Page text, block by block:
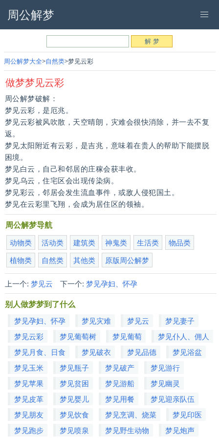
周公解梦
周公解梦大全 自然类 梦见云彩
做梦梦见云彩
周公解梦破解：
梦见云彩，是厄兆。
梦见云彩被风吹散，天空晴朗，灾难会很快消除，并一去不复
返。
梦见太阳附近有云彩，是吉兆，意味着在贵人的帮助下能摆脱
困境。
梦见白云，自己和邻居的庄稼会获丰收。
梦见乌云，住宅区会出现传染病。
梦见彩云，邻居会发生流血事件，或敌人侵犯国土。
梦见在云彩里飞翔，会成为居住区的领袖。
周公解梦导航
动物类 活动类 建筑类 神鬼类 生活类
物品类
植物类
自然类 其他类 原版周公解梦
上一个: 梦见云 下一个: 梦见孕妇、怀孕
别人做梦梦到了什么
梦见孕妇、怀孕 梦见灾难 梦见云
梦见妻子
梦见云彩
梦见葡萄树 梦见葡萄
梦见仆人、佣人
梦见月食、日食
梦见破衣 梦见品德
梦见浴盆
梦见玉米
梦见瓶子 梦见破产
梦见游行
梦见苹果
梦见贫困 梦见游船
梦见幽灵
梦见皮革
梦见婴儿 梦见用餐
梦见迎亲队伍
梦见朋友
梦见饮食 梦见烹调、烧菜
梦见印医
梦见跑步
梦见喷泉 梦见野生动物 梦见炮声